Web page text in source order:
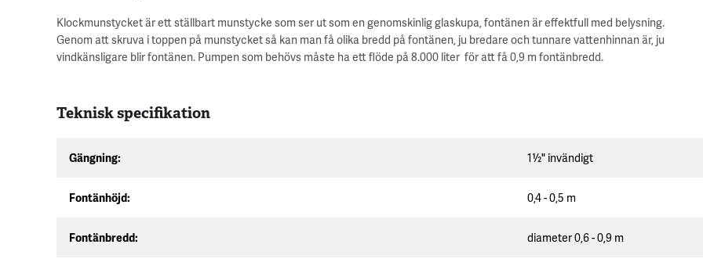
Klockmunstycket är ett ställbart munstycke som ser ut som en genomskinlig glaskupa, fontänen är effektfull med belysning.
Genom att skruva i toppen på munstycket så kan man få olika bredd på fontänen, ju bredare och tunnare vattenhinnan är, ju
vindkänsligare blir fontänen. Pumpen som behövs måste ha ett flöde på 8.000 liter för att få 0,9 m fontänbredd.
Teknisk specifikation
Gängning: 1½" invändigt
Fontänhöjd: 0,4 - 0,5 m
Fontänbredd: diameter 0,6 - 0,9 m